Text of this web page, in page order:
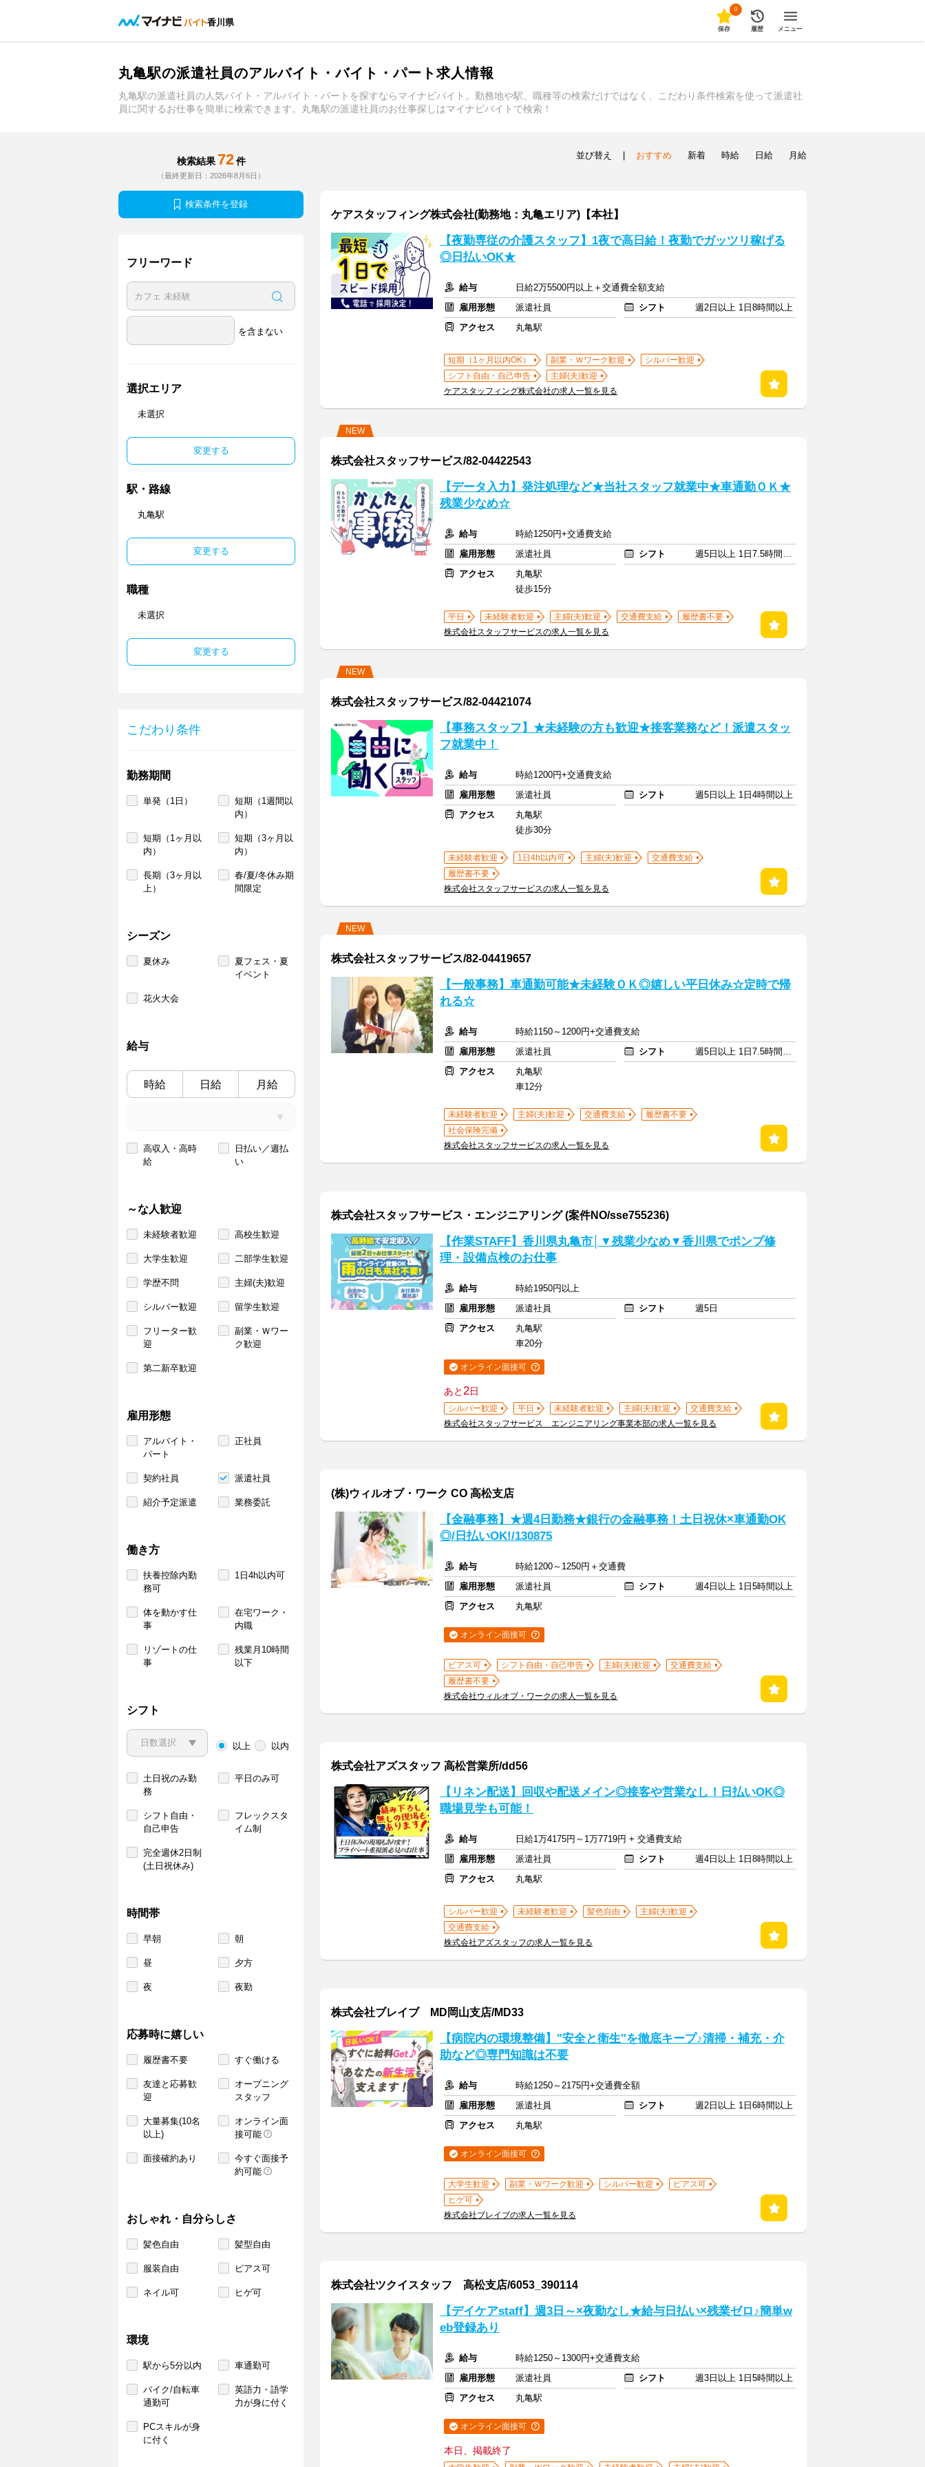
香川県
0
保存 履歴 メニュー
丸亀駅の派遣社員のアルバイト・バイト・パート求人情報
丸亀駅の派遣社員の人気バイト・アルバイト・パートを探すならマイナビバイト。勤務地や駅、職種等の検索だけではなく、こだわり条件検索を使って派遣社
員に関するお仕事を簡単に検索できます。丸亀駅の派遣社員のお仕事探しはマイナビバイトで検索！
検索結果 72 件
（最終更新日：2026年8月6日）
検索条件を登録
フリーワード
を含まない
選択エリア
未選択
変更する
駅・路線
丸亀駅
変更する
職種
未選択
変更する
こだわり条件
勤務期間
単発（1日）
短期（1週間以
内）
短期（1ヶ月以
内）
短期（3ヶ月以
内）
長期（3ヶ月以
上）
春/夏/冬休み期
間限定
シーズン
夏休み
夏フェス・夏
イベント
花火大会
給与
時給 日給 月給
高収入・高時
給
日払い／週払
い
～な人歓迎
未経験者歓迎 高校生歓迎
大学生歓迎 二部学生歓迎
学歴不問 主婦(夫)歓迎
シルバー歓迎 留学生歓迎
フリーター歓
迎
副業・Ｗワー
ク歓迎
第二新卒歓迎
雇用形態
アルバイト・
パート
正社員
契約社員 派遣社員
紹介予定派遣 業務委託
働き方
扶養控除内勤
務可
1日4h以内可
体を動かす仕
事
在宅ワーク・
内職
リゾートの仕
事
残業月10時間
以下
シフト
以上 以内
土日祝のみ勤
務
平日のみ可
シフト自由・
自己申告
フレックスタ
イム制
完全週休2日制
(土日祝休み)
時間帯
早朝 朝
昼 夕方
夜 夜勤
応募時に嬉しい
履歴書不要 すぐ働ける
友達と応募歓
迎
オープニング
スタッフ
大量募集(10名
以上)
オンライン面
接可能
面接確約あり
今すぐ面接予
約可能
おしゃれ・自分らしさ
髪色自由 髪型自由
服装自由 ピアス可
ネイル可 ヒゲ可
環境
駅から5分以内 車通勤可
バイク/自転車
通勤可
英語力・語学
力が身に付く
PCスキルが身
に付く
並び替え おすすめ 新着 時給 日給 月給
ケアスタッフィング株式会社(勤務地：丸亀エリア)【本社】
【夜勤専従の介護スタッフ】1夜で高日給！夜勤でガッツリ稼げる
◎日払いOK★
給与
日給2万5500円以上＋交通費全額支給
雇用形態
派遣社員 シフト
週2日以上 1日8時間以上
アクセス
丸亀駅
短期（1ヶ月以内OK） 副業・Ｗワーク歓迎
シルバー歓迎
シフト自由・自己申告
主婦(夫)歓迎
ケアスタッフィング株式会社の求人一覧を見る
NEW
株式会社スタッフサービス/82-04422543
【データ入力】発注処理など★当社スタッフ就業中★車通勤ＯＫ★
残業少なめ☆
給与
時給1250円+交通費支給
雇用形態
派遣社員 シフト
週5日以上 1日7.5時間以上
アクセス
丸亀駅
徒歩15分
平日 未経験者歓迎 主婦(夫)歓迎 交通費支給
履歴書不要
株式会社スタッフサービスの求人一覧を見る
NEW
株式会社スタッフサービス/82-04421074
【事務スタッフ】★未経験の方も歓迎★接客業務など！派遣スタッ
フ就業中！
給与
時給1200円+交通費支給
雇用形態
派遣社員 シフト
週5日以上 1日4時間以上
アクセス
丸亀駅
徒歩30分
未経験者歓迎 1日4h以内可 主婦(夫)歓迎
交通費支給
履歴書不要
株式会社スタッフサービスの求人一覧を見る
NEW
株式会社スタッフサービス/82-04419657
【一般事務】車通勤可能★未経験ＯＫ◎嬉しい平日休み☆定時で帰
れる☆
給与
時給1150～1200円+交通費支給
雇用形態
派遣社員 シフト
週5日以上 1日7.5時間以上
アクセス
丸亀駅
車12分
未経験者歓迎 主婦(夫)歓迎 交通費支給
履歴書不要
社会保険完備
株式会社スタッフサービスの求人一覧を見る
株式会社スタッフサービス・エンジニアリング (案件NO/sse755236)
【作業STAFF】香川県丸亀市│▼残業少なめ▼香川県でポンプ修
理・設備点検のお仕事
給与
時給1950円以上
雇用形態
派遣社員 シフト
週5日
アクセス
丸亀駅
車20分
オンライン面接可
あと2日
シルバー歓迎 平日 未経験者歓迎 主婦(夫)歓迎
交通費支給
株式会社スタッフサービス エンジニアリング事業本部の求人一覧を見る
(株)ウィルオブ・ワーク CO 高松支店
【金融事務】★週4日勤務★銀行の金融事務！土日祝休×車通勤OK
◎/日払いOK!/130875
給与
時給1200～1250円＋交通費
雇用形態
派遣社員 シフト
週4日以上 1日5時間以上
アクセス
丸亀駅
オンライン面接可
ピアス可 シフト自由・自己申告 主婦(夫)歓迎
交通費支給
履歴書不要
株式会社ウィルオブ・ワークの求人一覧を見る
株式会社アズスタッフ 高松営業所/dd56
【リネン配送】回収や配送メイン◎接客や営業なし！日払いOK◎
職場見学も可能！
給与
日給1万4175円～1万7719円 + 交通費支給
雇用形態
派遣社員 シフト
週4日以上 1日8時間以上
アクセス
丸亀駅
シルバー歓迎 未経験者歓迎 髪色自由
主婦(夫)歓迎
交通費支給
株式会社アズスタッフの求人一覧を見る
株式会社ブレイブ MD岡山支店/MD33
【病院内の環境整備】"安全と衛生"を徹底キープ♪清掃・補充・介
助など◎専門知識は不要
給与
時給1250～2175円+交通費全額
雇用形態
派遣社員 シフト
週2日以上 1日6時間以上
アクセス
丸亀駅
オンライン面接可
大学生歓迎 副業・Ｗワーク歓迎 シルバー歓迎
ピアス可
ヒゲ可
株式会社ブレイブの求人一覧を見る
株式会社ツクイスタッフ 高松支店/6053_390114
【デイケアstaff】週3日～×夜勤なし★給与日払い×残業ゼロ♪簡単w
eb登録あり
給与
時給1250～1300円+交通費支給
雇用形態
派遣社員 シフト
週3日以上 1日5時間以上
アクセス
丸亀駅
オンライン面接可
本日、掲載終了